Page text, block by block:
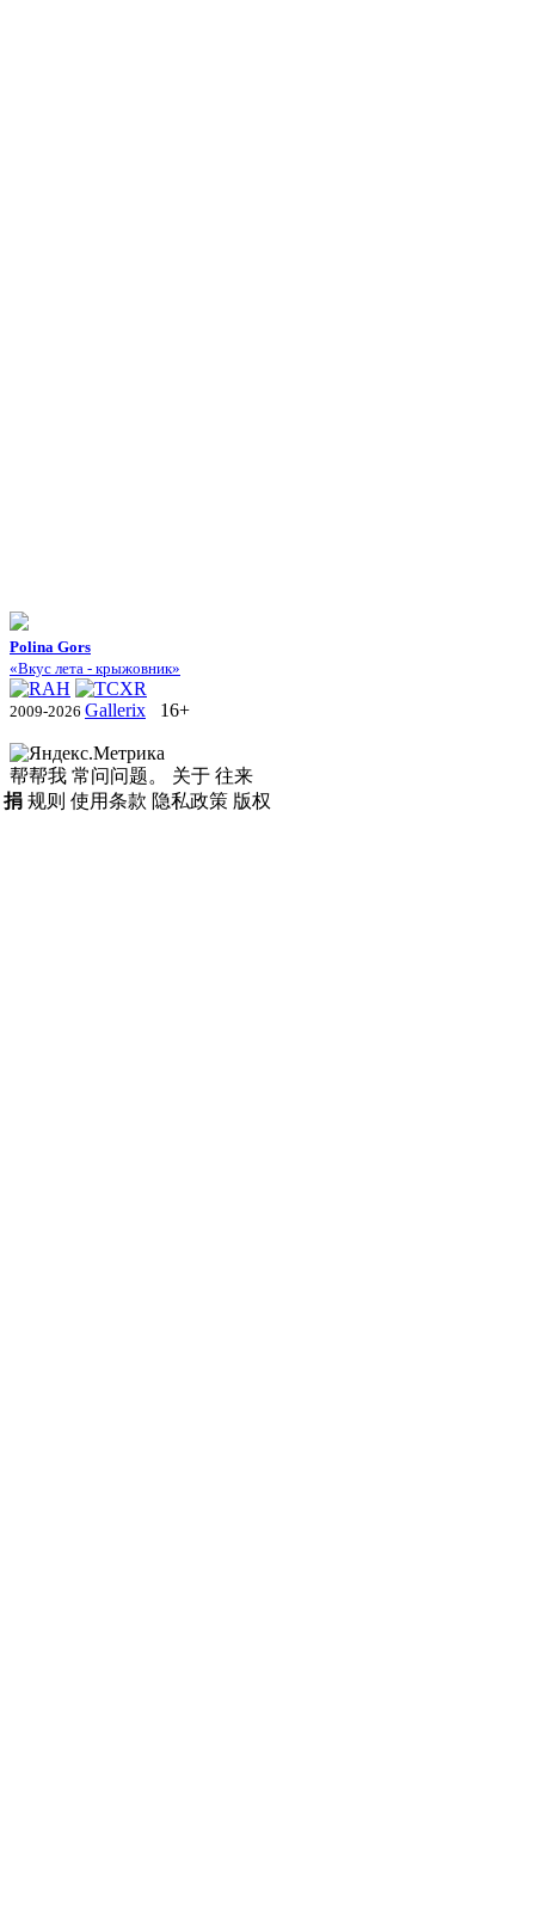
Polina Gors
«Вкус лета - крыжовник»
2009-2026 Gallerix 16+
帮帮我 常问问题。 关于 往来
捐 规则 使用条款 隐私政策 版权